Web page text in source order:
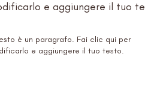
e aggiungere il tuo
è un paragrafo. Fai clic qui per
e aggiungere il tuo testo.